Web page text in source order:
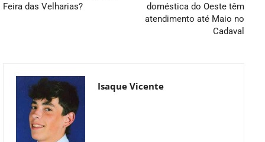
Feira das Velharias?
doméstica do Oeste têm
atendimento até Maio no
Cadaval
Isaque Vicente